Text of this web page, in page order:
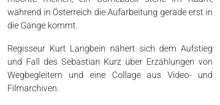
während in Österreich die Aufarbeitung gerade erst in
die Gänge kommt.
Regisseur Kurt Langbein nähert sich dem Aufstieg
und Fall des Sebastian Kurz über Erzählungen von
Wegbegleitern und eine Collage aus Video- und
Filmarchiven.